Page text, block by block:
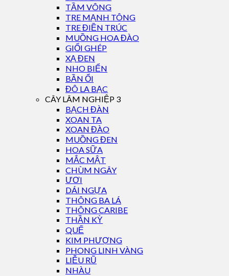
TẦM VÔNG
TRE MẠNH TÔNG
TRE ĐIỀN TRÚC
MUỒNG HOA ĐÀO
GIỔI GHÉP
XẠ ĐEN
NHO BIỂN
BẦN ỔI
ĐÔ LA BẠC
CÂY LÂM NGHIỆP 3
BẠCH ĐÀN
XOAN TA
XOAN ĐÀO
MUỒNG ĐEN
HOA SỮA
MẮC MẬT
CHÙM NGÂY
ƯƠI
DÁI NGỰA
THÔNG BA LÁ
THÔNG CARIBE
THẦN KỲ
QUẾ
KIM PHƯỢNG
PHONG LINH VÀNG
LIỄU RŨ
NHÀU